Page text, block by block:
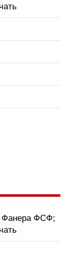
Фанера ФСФ;